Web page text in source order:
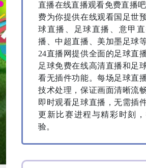
直播在线直播观看免费直播
费为你提供在线观看国足世
球直播、足球直播、意甲
播、中超直播、美加墨足球
24直播网提供全面的足球直
足球免费在线高清直播和足
看无插件功能。每场足球直
技术处理，保证画面清晰流
即时观看足球直播，无需插
更新比赛进程与精彩时刻
验。